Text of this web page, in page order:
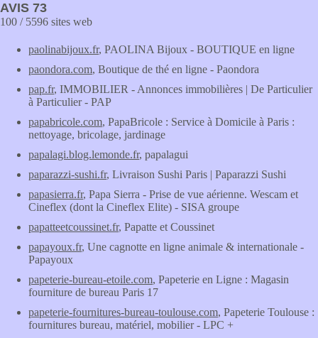
AVIS 73
100 / 5596 sites web
paolinabijoux.fr, PAOLINA Bijoux - BOUTIQUE en ligne
paondora.com, Boutique de thé en ligne - Paondora
pap.fr, IMMOBILIER - Annonces immobilières | De Particulier
à Particulier - PAP
papabricole.com, PapaBricole : Service à Domicile à Paris :
nettoyage, bricolage, jardinage
papalagi.blog.lemonde.fr, papalagui
paparazzi-sushi.fr, Livraison Sushi Paris | Paparazzi Sushi
papasierra.fr, Papa Sierra - Prise de vue aérienne. Wescam et
Cineflex (dont la Cineflex Elite) - SISA groupe
papatteetcoussinet.fr, Papatte et Coussinet
papayoux.fr, Une cagnotte en ligne animale & internationale -
Papayoux
papeterie-bureau-etoile.com, Papeterie en Ligne : Magasin
fourniture de bureau Paris 17
papeterie-fournitures-bureau-toulouse.com, Papeterie Toulouse :
fournitures bureau, matériel, mobilier - LPC +